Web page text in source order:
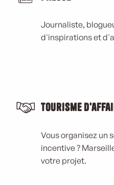
Journaliste,
d'inspirations et
Tourisme
Vous organisez un
incentive ?
votre projet.